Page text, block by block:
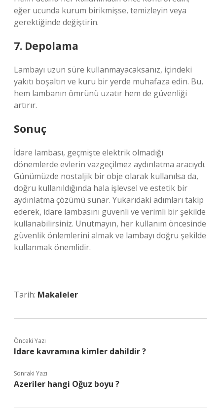
eğer ucunda kurum birikmişse, temizleyin veya
gerektiğinde değiştirin.
7. Depolama
Lambayı uzun süre kullanmayacaksanız, içindeki
yakıtı boşaltın ve kuru bir yerde muhafaza edin. Bu,
hem lambanın ömrünü uzatır hem de güvenliği
artırır.
Sonuç
İdare lambası, geçmişte elektrik olmadığı
dönemlerde evlerin vazgeçilmez aydınlatma aracıydı.
Günümüzde nostaljik bir obje olarak kullanılsa da,
doğru kullanıldığında hala işlevsel ve estetik bir
aydınlatma çözümü sunar. Yukarıdaki adımları takip
ederek, idare lambasını güvenli ve verimli bir şekilde
kullanabilirsiniz. Unutmayın, her kullanım öncesinde
güvenlik önlemlerini almak ve lambayı doğru şekilde
kullanmak önemlidir.
Tarih: Makaleler
Önceki Yazı
Idare kavramına kimler dahildir ?
Sonraki Yazı
Azeriler hangi Oğuz boyu ?